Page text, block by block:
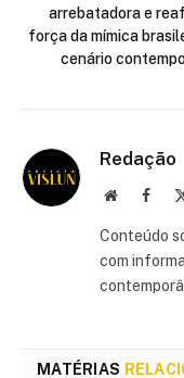
arrebatadora e
força da mímica
cenário
Redação
Site
Conteúdo
com
MATÉRIAS